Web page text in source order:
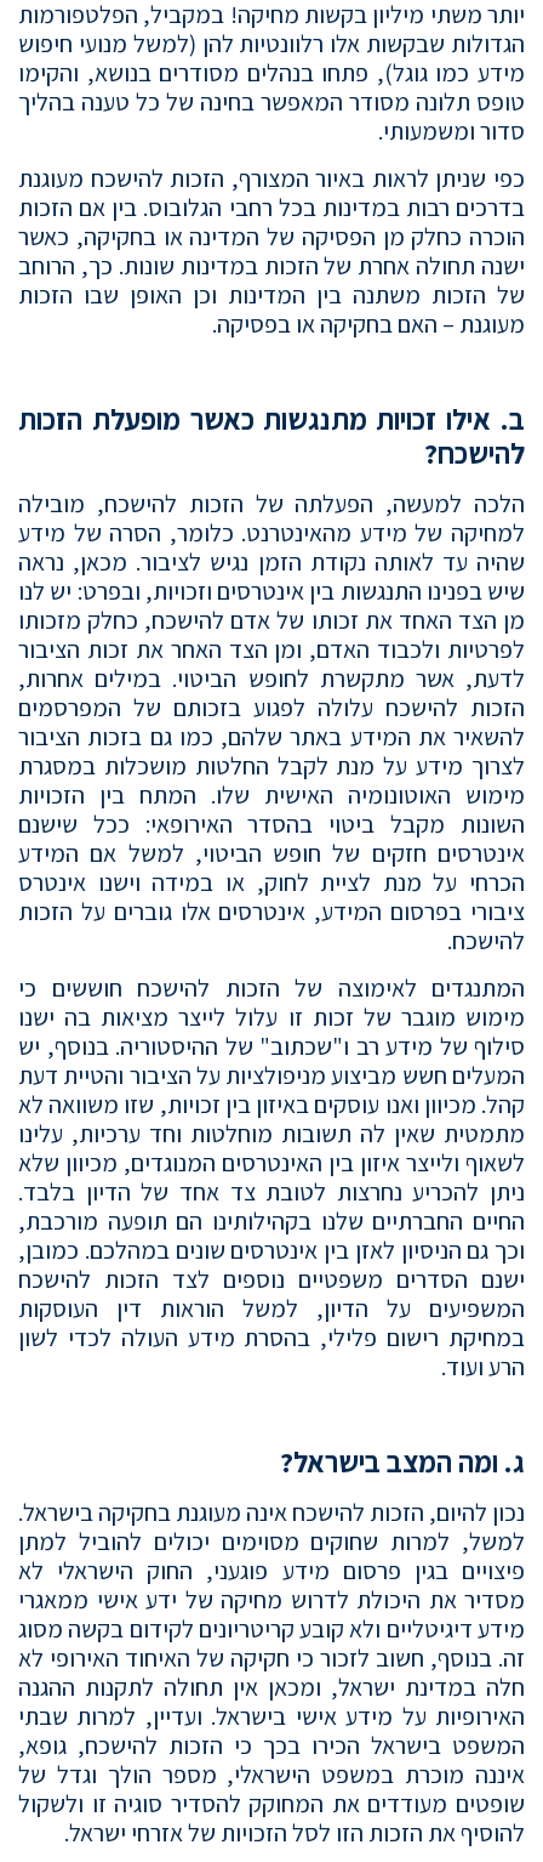
יותר משתי מיליון בקשות מחיקה! במקביל, הפלטפורמות
הגדולות שבקשות אלו רלוונטיות להן (למשל מנועי חיפוש
מידע כמו גוגל), פתחו בנהלים מסודרים בנושא, והקימו
טופס תלונה מסודר המאפשר בחינה של כל טענה בהליך
סדור ומשמעותי.
כפי שניתן לראות באיור המצורף, הזכות להישכח מעוגנת
בדרכים רבות במדינות בכל רחבי הגלובוס. בין אם הזכות
הוכרה כחלק מן הפסיקה של המדינה או בחקיקה, כאשר
ישנה תחולה אחרת של הזכות במדינות שונות. כך, הרוחב
של הזכות משתנה בין המדינות וכן האופן שבו הזכות
מעוגנת – האם בחקיקה או בפסיקה.
ב. אילו זכויות מתנגשות כאשר מופעלת הזכות
להישכח?
הלכה למעשה, הפעלתה של הזכות להישכח, מובילה
למחיקה של מידע מהאינטרנט. כלומר, הסרה של מידע
שהיה עד לאותה נקודת הזמן נגיש לציבור. מכאן, נראה
שיש בפנינו התנגשות בין אינטרסים וזכויות, ובפרט: יש לנו
מן הצד האחד את זכותו של אדם להישכח, כחלק מזכותו
לפרטיות ולכבוד האדם, ומן הצד האחר את זכות הציבור
לדעת, אשר מתקשרת לחופש הביטוי. במילים אחרות,
הזכות להישכח עלולה לפגוע בזכותם של המפרסמים
להשאיר את המידע באתר שלהם, כמו גם בזכות הציבור
לצרוך מידע על מנת לקבל החלטות מושכלות במסגרת
מימוש האוטונומיה האישית שלו. המתח בין הזכויות
השונות מקבל ביטוי בהסדר האירופאי: ככל שישנם
אינטרסים חזקים של חופש הביטוי, למשל אם המידע
הכרחי על מנת לציית לחוק, או במידה וישנו אינטרס
ציבורי בפרסום המידע, אינטרסים אלו גוברים על הזכות
להישכח.
המתנגדים לאימוצה של הזכות להישכח חוששים כי
מימוש מוגבר של זכות זו עלול לייצר מציאות בה ישנו
סילוף של מידע רב ו"שכתוב" של ההיסטוריה. בנוסף, יש
המעלים חשש מביצוע מניפולציות על הציבור והטיית דעת
קהל. מכיוון ואנו עוסקים באיזון בין זכויות, שזו משוואה לא
מתמטית שאין לה תשובות מוחלטות וחד ערכיות, עלינו
לשאוף ולייצר איזון בין האינטרסים המנוגדים, מכיוון שלא
ניתן להכריע נחרצות לטובת צד אחד של הדיון בלבד.
החיים החברתיים שלנו בקהילותינו הם תופעה מורכבת,
וכך גם הניסיון לאזן בין אינטרסים שונים במהלכם. כמובן,
ישנם הסדרים משפטיים נוספים לצד הזכות להישכח
המשפיעים על הדיון, למשל הוראות דין העוסקות
במחיקת רישום פלילי, בהסרת מידע העולה לכדי לשון
הרע ועוד.
ג. ומה המצב בישראל?
נכון להיום, הזכות להישכח אינה מעוגנת בחקיקה בישראל.
למשל, למרות שחוקים מסוימים יכולים להוביל למתן
פיצויים בגין פרסום מידע פוגעני, החוק הישראלי לא
מסדיר את היכולת לדרוש מחיקה של ידע אישי ממאגרי
מידע דיגיטליים ולא קובע קריטריונים לקידום בקשה מסוג
זה. בנוסף, חשוב לזכור כי חקיקה של האיחוד האירופי לא
חלה במדינת ישראל, ומכאן אין תחולה לתקנות ההגנה
האירופיות על מידע אישי בישראל. ועדיין, למרות שבתי
המשפט בישראל הכירו בכך כי הזכות להישכח, גופא,
איננה מוכרת במשפט הישראלי, מספר הולך וגדל של
שופטים מעודדים את המחוקק להסדיר סוגיה זו ולשקול
להוסיף את הזכות הזו לסל הזכויות של אזרחי ישראל.